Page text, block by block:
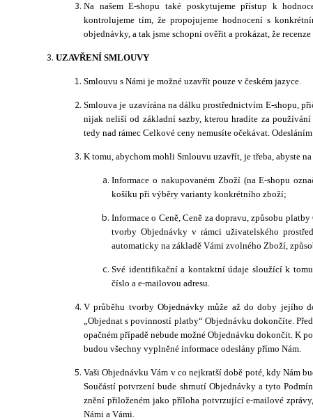
Na našem E-shopu také poskytujeme přístup k
kontrolujeme tím, že propojujeme hodnocení s
objednávky, a tak jsme schopni ověřit a prokázat, že
UZAVŘENÍ SMLOUVY
Smlouvu s Námi je možné uzavřít pouze v českém jazyce.
Smlouva je uzavírána na dálku prostřednictvím E-shopu,
nijak neliší od základní sazby, kterou hradíte za
tedy nad rámec Celkové ceny nemusíte očekávat.
K tomu, abychom mohli Smlouvu uzavřít, je třeba, abyste
Informace o nakupovaném Zboží (na E-shopu
košíku při výběry varianty konkrétního zboží;
Informace o Ceně, Ceně za dopravu, způsobu
tvorby Objednávky v rámci uživatelského
automaticky na základě Vámi zvolného Zboží,
Své identifikační a kontaktní údaje sloužící k
číslo a e-mailovou adresu.
V průběhu tvorby Objednávky může až do doby jejího
„Objednat s povinností platby“ Objednávku dokončíte.
opačném případě nebude možné Objednávku dokončit. K
budou všechny vyplněné informace odeslány přímo Nám.
Vaši Objednávku Vám v co nejkratší době poté, kdy Nám
Součástí potvrzení bude shrnutí Objednávky a tyto
znění přiloženém jako příloha potvrzující e-mailové
Námi a Vámi.